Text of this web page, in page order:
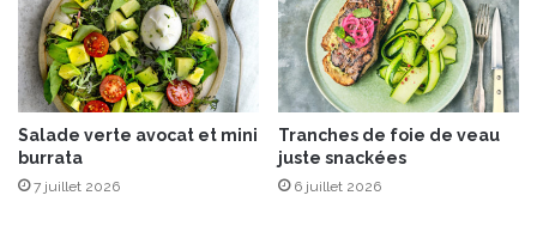
Salade verte avocat et mini
burrata
7 juillet 2026
Tranches de foie de veau
juste snackées
6 juillet 2026